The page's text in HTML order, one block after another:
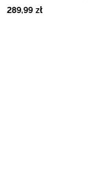
Gliwice - multikolor
289,99 zł